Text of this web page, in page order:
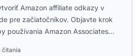
Amazon affiliate odkazy v
pre začiatočníkov. Objavte krok
používania Amazon Associates
čítania